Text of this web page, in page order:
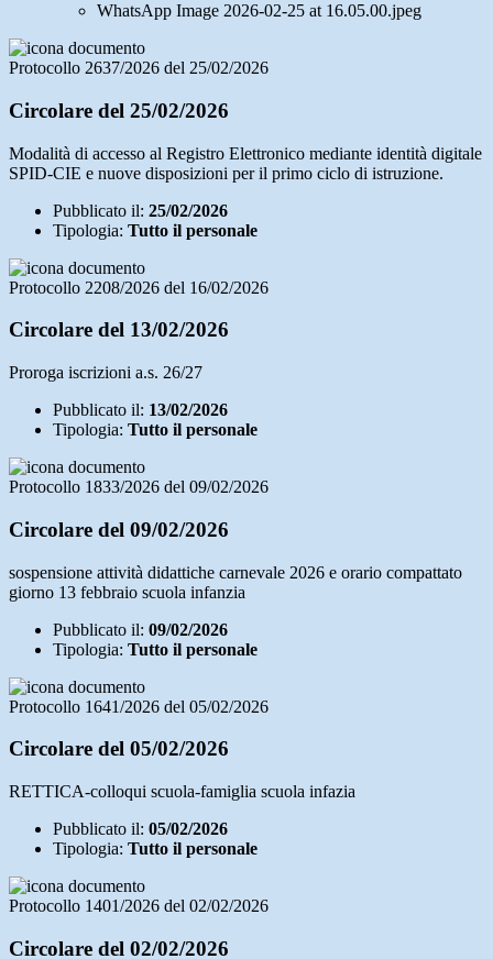
WhatsApp Image 2026-02-25 at 16.05.00.jpeg
Protocollo 2637/2026 del 25/02/2026
Circolare del 25/02/2026
Modalità di accesso al Registro Elettronico mediante identità digitale
SPID-CIE e nuove disposizioni per il primo ciclo di istruzione.
Pubblicato il: 25/02/2026
Tipologia: Tutto il personale
Protocollo 2208/2026 del 16/02/2026
Circolare del 13/02/2026
Proroga iscrizioni a.s. 26/27
Pubblicato il: 13/02/2026
Tipologia: Tutto il personale
Protocollo 1833/2026 del 09/02/2026
Circolare del 09/02/2026
sospensione attività didattiche carnevale 2026 e orario compattato
giorno 13 febbraio scuola infanzia
Pubblicato il: 09/02/2026
Tipologia: Tutto il personale
Protocollo 1641/2026 del 05/02/2026
Circolare del 05/02/2026
RETTICA-colloqui scuola-famiglia scuola infazia
Pubblicato il: 05/02/2026
Tipologia: Tutto il personale
Protocollo 1401/2026 del 02/02/2026
Circolare del 02/02/2026